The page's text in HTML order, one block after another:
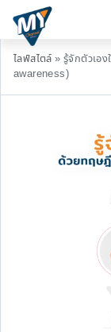
ไลฟ์สไตล์ »รู้จักตัวเอ
awareness)